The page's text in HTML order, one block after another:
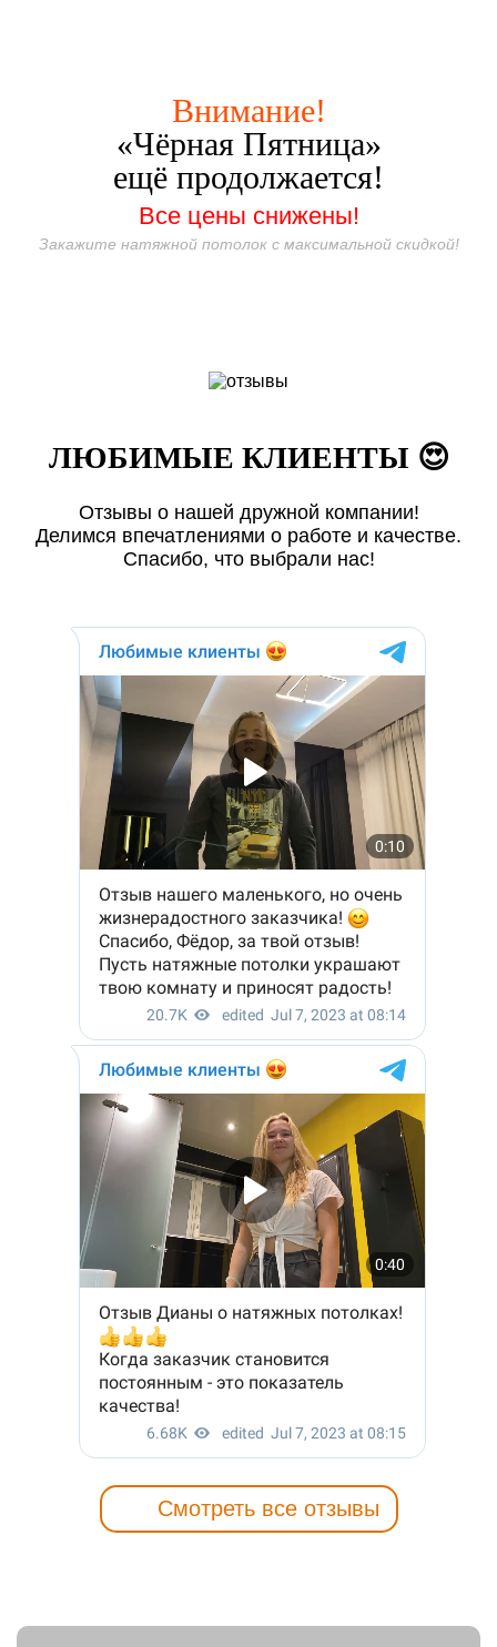
Внимание!
«Чёрная Пятница»
ещё продолжается!
Все цены снижены!
Закажите натяжной потолок с максимальной скидкой!
ЛЮБИМЫЕ КЛИЕНТЫ 😍
Отзывы о нашей дружной компании!
Делимся впечатлениями о работе и качестве.
Спасибо, что выбрали нас!
Смотреть все отзывы